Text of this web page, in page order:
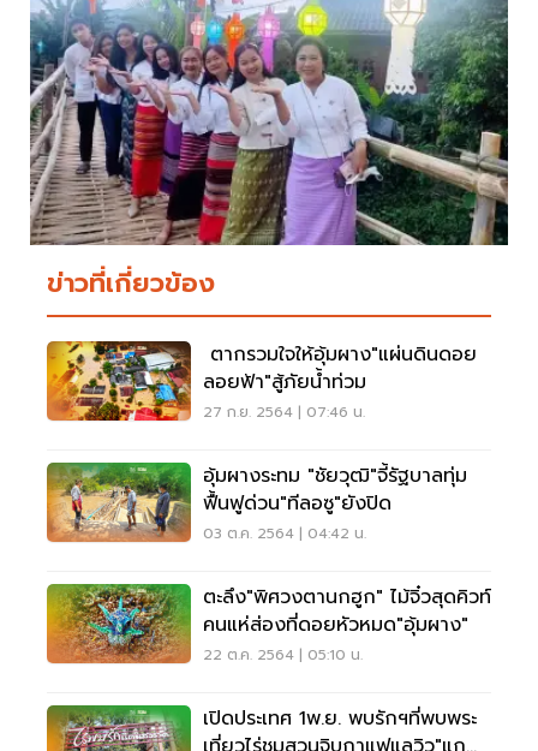
ข่าวที่เกี่ยวข้อง
ตากรวมใจให้อุ้มผาง"แผ่นดินดอย
ลอยฟ้า"สู้ภัยน้ำท่วม
27 ก.ย. 2564 | 07:46 น.
อุ้มผางระทม "ชัยวุฒิ"จี้รัฐบาลทุ่ม
ฟื้นฟูด่วน"ทีลอซู"ยังปิด
03 ต.ค. 2564 | 04:42 น.
ตะลึง"พิศวงตานกฮูก" ไม้จิ๋วสุดคิวท์
คนแห่ส่องที่ดอยหัวหมด"อุ้มผาง"
22 ต.ค. 2564 | 05:10 น.
เปิดประเทศ 1พ.ย. พบรักฯที่พบพระ